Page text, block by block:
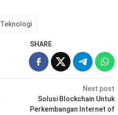
Teknologi
SHARE
Next post
Solusi Blockchain Untuk
Perkembangan Internet of